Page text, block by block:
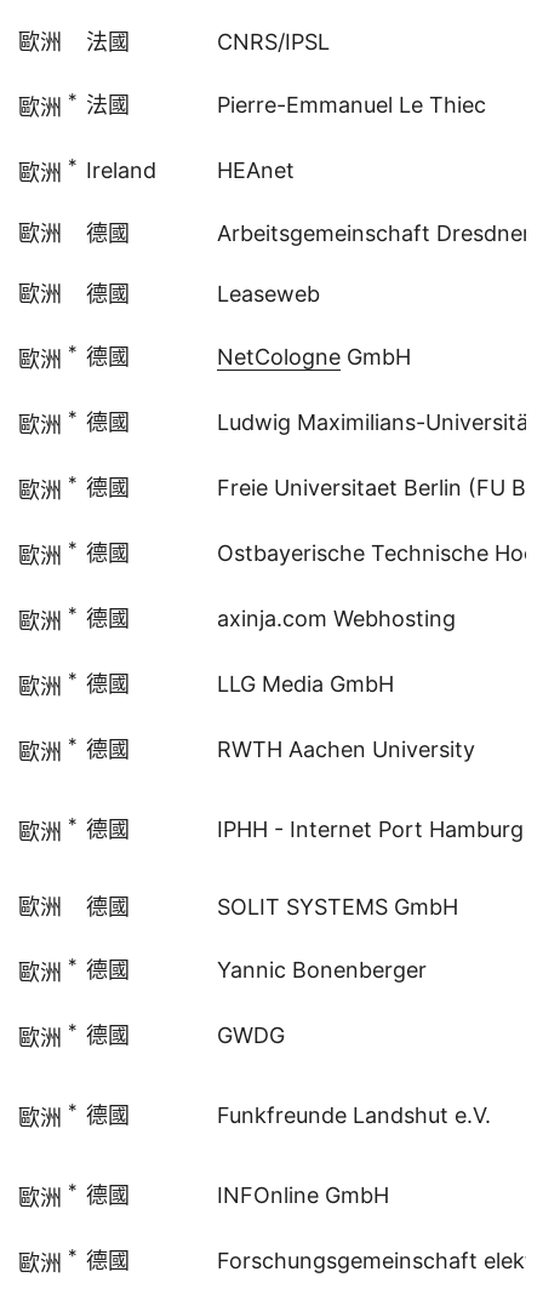
歐洲 法國 CNRS/IPSL
歐洲 * 法國 Pierre-Emmanuel Le Thiec
歐洲 * Ireland HEAnet
歐洲 德國 Arbeitsgemeinschaft Dresdner
歐洲 德國 Leaseweb
歐洲 * 德國 NetCologne GmbH
歐洲 * 德國 Ludwig Maximilians-
歐洲 * 德國 Freie Universitaet Berlin (FU
歐洲 * 德國 Ostbayerische Technische
歐洲 * 德國 axinja.com Webhosting
歐洲 * 德國 LLG Media GmbH
歐洲 * 德國 RWTH Aachen University
歐洲 * 德國 IPHH - Internet Port Hamburg
歐洲 德國 SOLIT SYSTEMS GmbH
歐洲 * 德國 Yannic Bonenberger
歐洲 * 德國 GWDG
歐洲 * 德國 Funkfreunde Landshut e.V.
歐洲 * 德國 INFOnline GmbH
歐洲 * 德國 Forschungsgemeinschaft